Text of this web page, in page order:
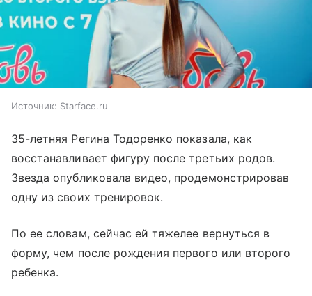
Источник: Starface.ru
35-летняя Регина Тодоренко показала, как
восстанавливает фигуру после третьих родов.
Звезда опубликовала видео, продемонстрировав
одну из своих тренировок.
По ее словам, сейчас ей тяжелее вернуться в
форму, чем после рождения первого или второго
ребенка.